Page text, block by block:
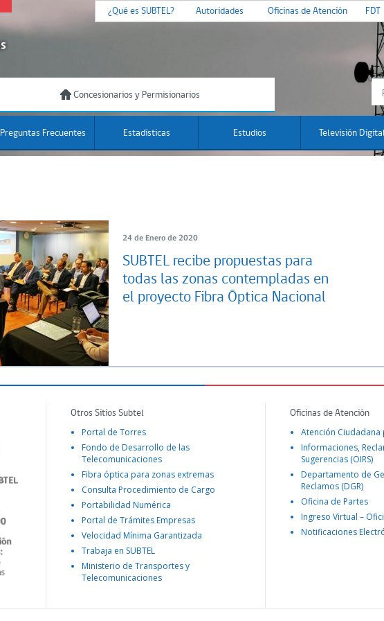
¿Qué es SUBTEL? Autoridades Oficinas de Atención FDT
Concesionarios y Permisionarios
Preguntas Frecuentes Estadísticas Estudios Televisión
24 de Enero de 2020
SUBTEL recibe propuestas para
todas las zonas contempladas en
el proyecto Fibra Óptica Nacional
Otros Sitios Subtel
Portal de Torres
Fondo de Desarrollo de las
Telecomunicaciones
Fibra óptica para zonas extremas
Consulta Procedimiento de Cargo
Portabilidad Numérica
Portal de Trámites Empresas
Velocidad Mínima Garantizada
Trabaja en SUBTEL
Ministerio de Transportes y
Telecomunicaciones
Oficinas de Atención
Atención
Informaciones,
Sugerencias (OIRS)
Departamento de
Reclamos (DGR)
Oficina de Partes
Ingreso Virtual –
Notificaciones